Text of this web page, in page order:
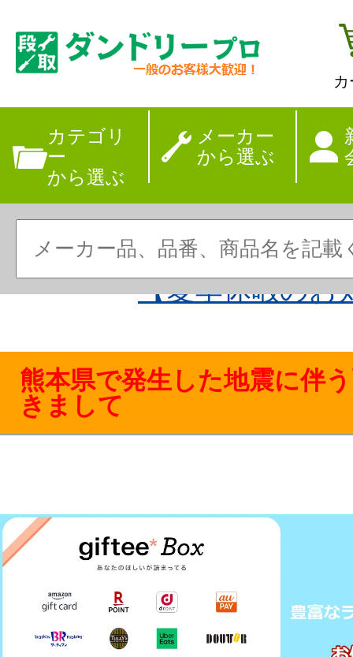
カテゴリ
ー
から選ぶ
メーカー
から選ぶ
【夏季休暇のお
熊本県で発生した地震に伴
きまして